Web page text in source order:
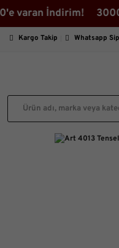
İndirim! 3000₺
Kargo Takip Whatsapp